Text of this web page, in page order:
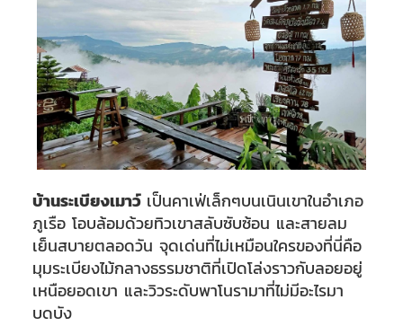
บ้านระเบียงเมาว์ เป็นคาเฟ่เล็กๆบนเนินเขาในอำเภอ
ภูเรือ โอบล้อมด้วยทิวเขาสลับซับซ้อน และสายลม
เย็นสบายตลอดวัน จุดเด่นที่ไม่เหมือนใครของที่นี่คือ
มุมระเบียงไม้กลางธรรมชาติที่เปิดโล่งราวกับลอยอยู่
เหนือยอดเขา และวิวระดับพาโนรามาที่ไม่มีอะไรมา
บดบัง